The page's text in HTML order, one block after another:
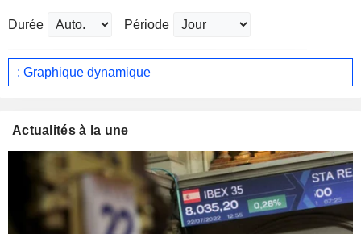
Durée Période
: Graphique dynamique
Actualités à la une